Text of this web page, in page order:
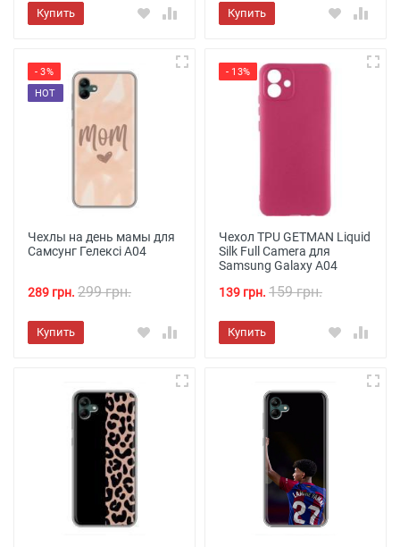
Купить Купить
- 3%
HOT
Чехлы на день мамы для
Самсунг Гелексі А04
289 грн. 299 грн.
Купить
- 13%
Чехол TPU GETMAN Liquid
Silk Full Camera для
Samsung Galaxy A04
139 грн. 159 грн.
Купить